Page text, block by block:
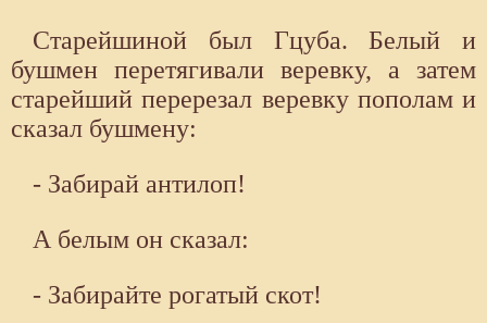
Старейшиной был Гцуба. Белый и
бушмен перетягивали веревку, а затем
старейший перерезал веревку пополам и
сказал бушмену:
- Забирай антилоп!
А белым он сказал:
- Забирайте рогатый скот!